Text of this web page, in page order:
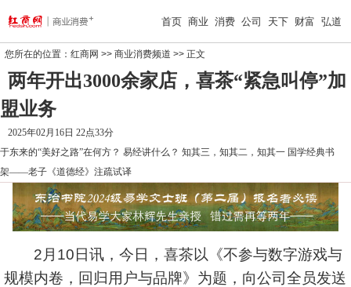
首页 商业 消费 公司 天下 财富 弘道
您所在的位置： 红商网 >> 商业消费频道 >> 正文
两年开出3000余家店，喜茶“紧急叫停”加
盟业务
2025年02月16日 22点33分
于东来的“美好之路”在何方？ 易经讲什么？ 知其三，知其二，知其一 国学经典书
架——老子《道德经》注疏试译
2月10日讯，今日，喜茶以《不参与数字游戏与
规模内卷，回归用户与品牌》为题，向公司全员发送